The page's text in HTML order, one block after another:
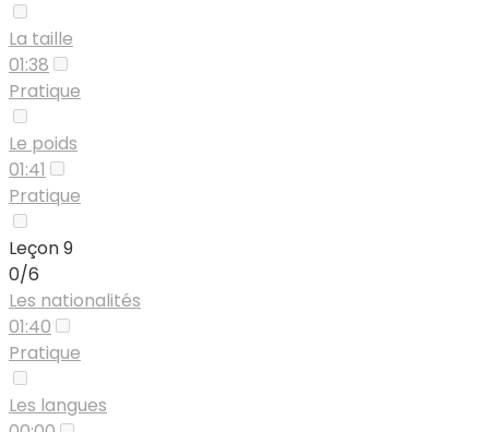
La taille
01:38
Pratique
Le poids
01:41
Pratique
Leçon 9
0/6
Les nationalités
01:40
Pratique
Les langues